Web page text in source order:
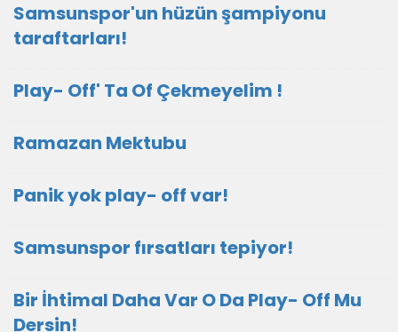
Samsunspor'un hüzün şampiyonu
taraftarları!
Play- Off' Ta Of Çekmeyelim !
Ramazan Mektubu
Panik yok play- off var!
Samsunspor fırsatları tepiyor!
Bir İhtimal Daha Var O Da Play- Off Mu
Dersin!